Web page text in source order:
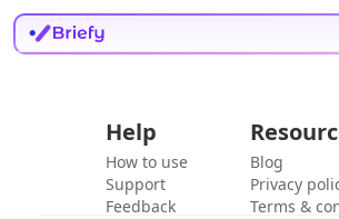
Help
How to use
Support
Feedback
Blog
Privacy
Terms &